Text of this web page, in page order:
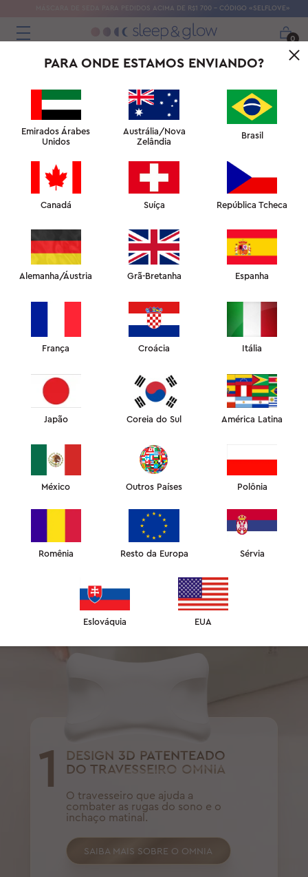
MÁSCARA DE SEDA PARA PEDIDOS ACIMA DE R$1 700 – CÓDIGO «SELFLOVE»
0
OMNIA SKIN DEFENSE
SOLUÇÃO IDEAL PARA PELES NORMAIS A PROBLEMÁTICAS
UMA REVOLUÇÃO
em1
1
DESIGN 3D PATENTEADO
DO TRAVESSEIRO OMNIA
O travesseiro que ajuda a
combater as rugas do sono e o
inchaço matinal.
SAIBA MAIS SOBRE O OMNIA
PARA ONDE ESTAMOS ENVIANDO?
Emirados Árabes
Unidos
Austrália/Nova
Zelândia
Brasil
Canadá Suíça República Tcheca
Alemanha/Áustria Grã-Bretanha Espanha
França Croácia Itália
Japão Coreia do Sul América Latina
México Outros Países Polônia
Romênia Resto da Europa Sérvia
Eslováquia EUA